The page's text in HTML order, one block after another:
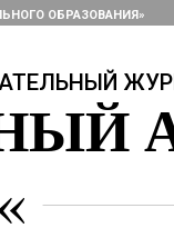
ОБРАЗОВАНИЯ»